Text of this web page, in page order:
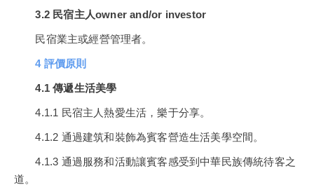
3.2 民宿主人owner and/or investor
民宿業主或經營管理者。
4 評價原則
4.1 傳遞生活美學
4.1.1 民宿主人熱愛生活，樂于分享。
4.1.2 通過建筑和裝飾為賓客營造生活美學空間。
4.1.3 通過服務和活動讓賓客感受到中華民族傳統待客之
道。